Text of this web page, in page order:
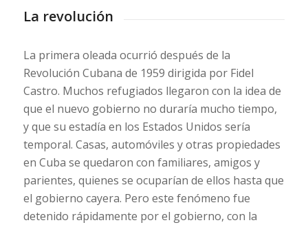
La revolución
La primera oleada ocurrió después de la
Revolución Cubana de 1959 dirigida por Fidel
Castro. Muchos refugiados llegaron con la idea de
que el nuevo gobierno no duraría mucho tiempo,
y que su estadía en los Estados Unidos sería
temporal. Casas, automóviles y otras propiedades
en Cuba se quedaron con familiares, amigos y
parientes, quienes se ocuparían de ellos hasta que
el gobierno cayera. Pero este fenómeno fue
detenido rápidamente por el gobierno, con la